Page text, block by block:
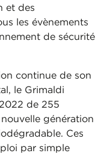
et des
les évènements
de sécurité
continue de son
le Grimaldi
de 255
génération
Ces
par simple